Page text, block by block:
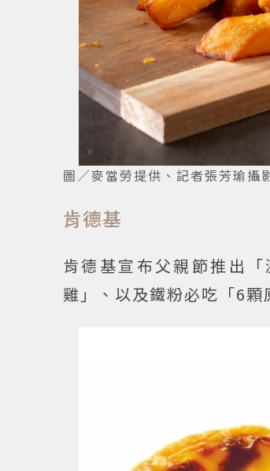
圖／麥當勞提供、記者張芳瑜攝
肯德基
肯德基宣布父親節推出
雞」、以及鐵粉必吃「6